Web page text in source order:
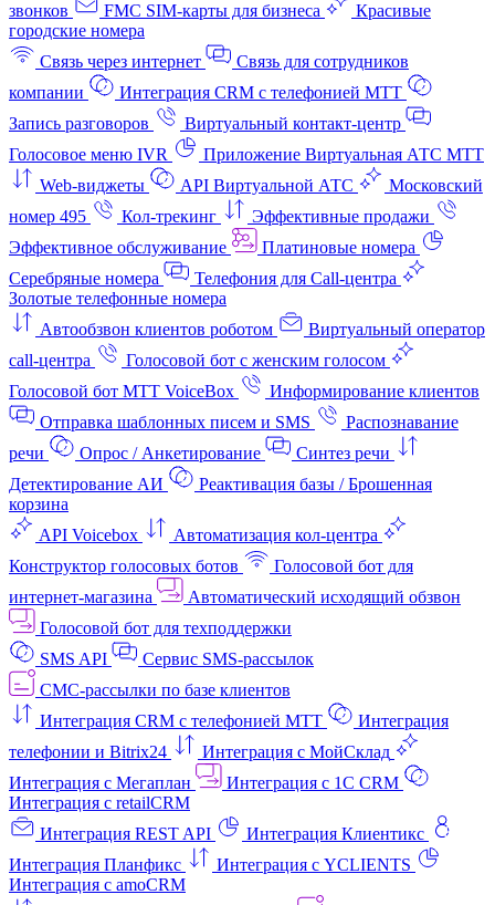
звонков
FMC SIM-карты для бизнеса
Красивые
городские номера
Связь через интернет
Связь для сотрудников
компании
Интеграция CRM с телефонией МТТ
Запись разговоров
Виртуальный контакт‑центр
Голосовое меню IVR
Приложение Виртуальная АТС МТТ
Web-виджеты
API Виртуальной АТС
Московский
номер 495
Кол-трекинг
Эффективные продажи
Эффективное обслуживание
Платиновые номера
Серебряные номера
Телефония для Call-центра
Золотые телефонные номера
Автообзвон клиентов роботом
Виртуальный оператор
call-центра
Голосовой бот с женским голосом
Голосовой бот МТТ VoiceBox
Информирование клиентов
Отправка шаблонных писем и SMS
Распознавание
речи
Опрос / Анкетирование
Синтез речи
Детектирование АИ
Реактивация базы / Брошенная
корзина
API Voicebox
Автоматизация кол‑центра
Конструктор голосовых ботов
Голосовой бот для
интернет‑магазина
Автоматический исходящий обзвон
Голосовой бот для техподдержки
SMS API
Сервис SMS-рассылок
СМС-рассылки по базе клиентов
Интеграция CRM с телефонией МТТ
Интеграция
телефонии и Bitrix24
Интеграция с МойСклад
Интеграция с Мегаплан
Интеграция с 1C CRM
Интеграция с retailCRM
Интеграция REST API
Интеграция Клиентикс
Интеграция Планфикс
Интеграция с YCLIENTS
Интеграция с amoCRM